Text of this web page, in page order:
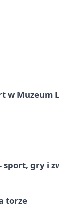
w Muzeum
sport, gry i
torze